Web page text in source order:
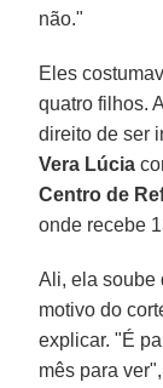
não."
Eles
quatro filhos.
direito de ser
Vera Lúcia
Centro de
onde recebe
Ali, ela soube
motivo do
explicar. "É
mês para